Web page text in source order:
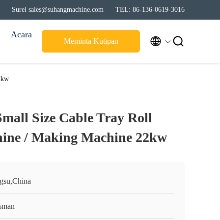
Surel sales@suhangmachine.com TEL: 86-136-0619-3016
Acara
Meminta Kutipan  
Size Cable Tray Roll
/ Making Machine 22kw